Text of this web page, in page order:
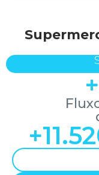
+
+